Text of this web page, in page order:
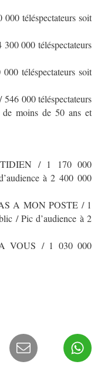
000 téléspectateurs soit
300 000 téléspectateurs
téléspectateurs soit
000 téléspectateurs
moins de 50 ans et
/ 1 170 000
à 2 400 000
A MON POSTE / 1
/ Pic d’audience à 2
VOUS / 1 030 000